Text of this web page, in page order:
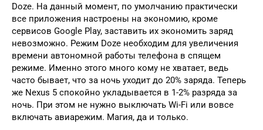
Doze. На данный момент, по умолчанию практически
все приложения настроены на экономию, кроме
сервисов Google Play, заставить их экономить заряд
невозможно. Режим Doze необходим для увеличения
времени автономной работы телефона в спящем
режиме. Именно этого много кому не хватает, ведь
часто бывает, что за ночь уходит до 20% заряда. Теперь
же Nexus 5 спокойно укладывается в 1-2% разряда за
ночь. При этом не нужно выключать Wi-Fi или вовсе
включать авиарежим. Магия, да и только.